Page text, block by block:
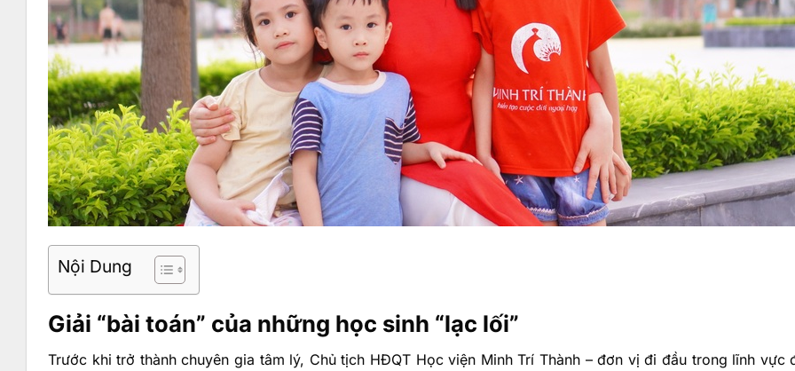
Nội Dung
Giải “bài toán” của những học sinh “lạc lối”
Trước khi trở thành chuyên gia tâm lý, Chủ tịch HĐQT Học viện Minh Trí Thành – đơn vị đi đầu trong lĩnh vực